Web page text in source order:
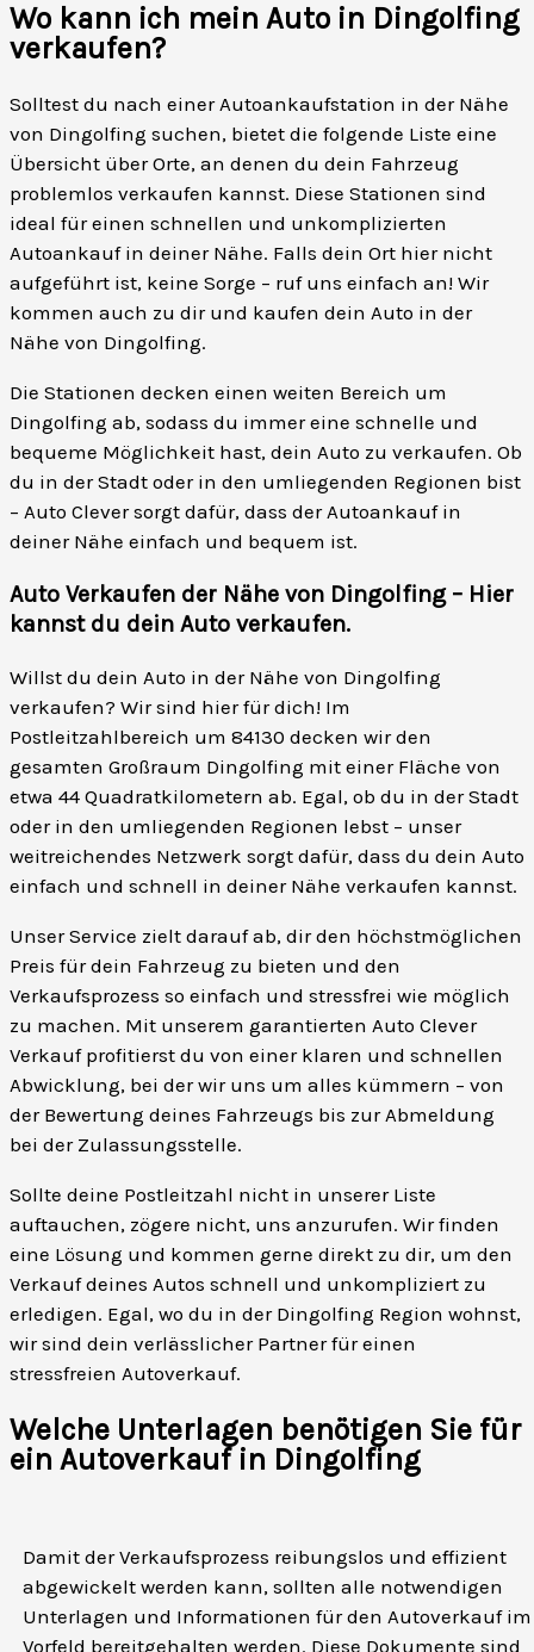
Wo kann ich mein Auto in Dingolfing
verkaufen?
Solltest du nach einer Autoankaufstation in der Nähe
von Dingolfing suchen, bietet die folgende Liste eine
Übersicht über Orte, an denen du dein Fahrzeug
problemlos verkaufen kannst. Diese Stationen sind
ideal für einen schnellen und unkomplizierten
Autoankauf in deiner Nähe. Falls dein Ort hier nicht
aufgeführt ist, keine Sorge – ruf uns einfach an! Wir
kommen auch zu dir und kaufen dein Auto in der
Nähe von Dingolfing.
Die Stationen decken einen weiten Bereich um
Dingolfing ab, sodass du immer eine schnelle und
bequeme Möglichkeit hast, dein Auto zu verkaufen. Ob
du in der Stadt oder in den umliegenden Regionen bist
– Auto Clever sorgt dafür, dass der Autoankauf in
deiner Nähe einfach und bequem ist.
Auto Verkaufen der Nähe von Dingolfing – Hier
kannst du dein Auto verkaufen.
Willst du dein Auto in der Nähe von Dingolfing
verkaufen? Wir sind hier für dich! Im
Postleitzahlbereich um 84130 decken wir den
gesamten Großraum Dingolfing mit einer Fläche von
etwa 44 Quadratkilometern ab. Egal, ob du in der Stadt
oder in den umliegenden Regionen lebst – unser
weitreichendes Netzwerk sorgt dafür, dass du dein Auto
einfach und schnell in deiner Nähe verkaufen kannst.
Unser Service zielt darauf ab, dir den höchstmöglichen
Preis für dein Fahrzeug zu bieten und den
Verkaufsprozess so einfach und stressfrei wie möglich
zu machen. Mit unserem garantierten Auto Clever
Verkauf profitierst du von einer klaren und schnellen
Abwicklung, bei der wir uns um alles kümmern – von
der Bewertung deines Fahrzeugs bis zur Abmeldung
bei der Zulassungsstelle.
Sollte deine Postleitzahl nicht in unserer Liste
auftauchen, zögere nicht, uns anzurufen. Wir finden
eine Lösung und kommen gerne direkt zu dir, um den
Verkauf deines Autos schnell und unkompliziert zu
erledigen. Egal, wo du in der Dingolfing Region wohnst,
wir sind dein verlässlicher Partner für einen
stressfreien Autoverkauf.
Welche Unterlagen benötigen Sie für
ein Autoverkauf in Dingolfing
Damit der Verkaufsprozess reibungslos und effizient
abgewickelt werden kann, sollten alle notwendigen
Unterlagen und Informationen für den Autoverkauf im
Vorfeld bereitgehalten werden. Diese Dokumente sind